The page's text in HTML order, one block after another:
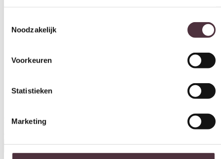
Toestemmingsselectie
Alles toestaan
Relaxfauteuil New Fabulous Five F1-200
In winkelwagen